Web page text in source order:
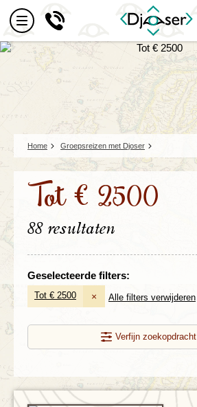
Home Groepsreizen met Djoser
Tot € 2500
88 resultaten
Geselecteerde filters:
Tot € 2500 × Alle filters verwijderen
Verfijn zoekopdracht